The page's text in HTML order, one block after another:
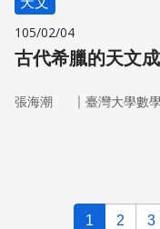
105/02/04
古代希臘的天文
張海潮 ｜ 臺灣大學數
1 2 3